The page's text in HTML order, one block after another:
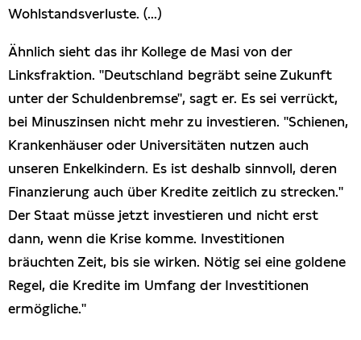
Wohlstandsverluste. (...)
Ähnlich sieht das ihr Kollege de Masi von der
Linksfraktion. "Deutschland begräbt seine Zukunft
unter der Schuldenbremse", sagt er. Es sei verrückt,
bei Minuszinsen nicht mehr zu investieren. "Schienen,
Krankenhäuser oder Universitäten nutzen auch
unseren Enkelkindern. Es ist deshalb sinnvoll, deren
Finanzierung auch über Kredite zeitlich zu strecken."
Der Staat müsse jetzt investieren und nicht erst
dann, wenn die Krise komme. Investitionen
bräuchten Zeit, bis sie wirken. Nötig sei eine goldene
Regel, die Kredite im Umfang der Investitionen
ermögliche."